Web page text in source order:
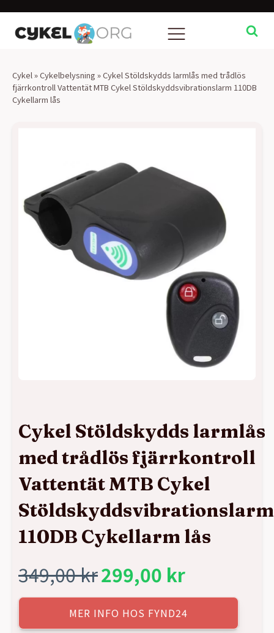
Cykel »Cykelbelysning »Cykel Stöldskydds larmlås med trådlös
fjärrkontroll Vattentät MTB Cykel Stöldskyddsvibrationslarm 110DB
Cykellarm lås
Cykel Stöldskydds larmlås
med trådlös fjärrkontroll
Vattentät MTB Cykel
Stöldskyddsvibrationslarm
110DB Cykellarm lås
349,00kr
Det
ursprungliga
299,00 kr
Det
nuvarandeMER INFO HOS FYND24